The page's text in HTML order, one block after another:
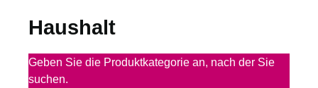
Haushalt
Geben Sie die Produktkategorie an, nach der Sie
suchen.